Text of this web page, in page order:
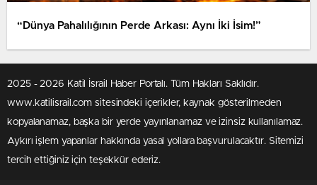
“Dünya Pahalılığının Perde Arkası: Aynı İki İsim!”
2025 - 2026 Katil İsrail Haber Portalı. Tüm Hakları Saklıdır.
www.katilisrail.com sitesindeki içerikler, kaynak gösterilmeden
kopyalanamaz, başka bir yerde yayınlanamaz ve izinsiz kullanılamaz.
Aykırı işlem yapanlar hakkında yasal yollara başvurulacaktır. Sitemizi
tercih ettiğiniz için teşekkür ederiz.